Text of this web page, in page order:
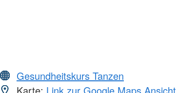
Gesundheitskurs Tanzen